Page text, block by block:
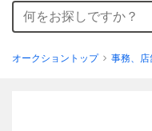
オークショントップ 事務、店